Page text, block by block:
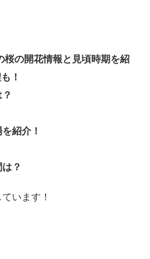
桜の開花情報と見頃時期を紹
！
紹介！
？
います！